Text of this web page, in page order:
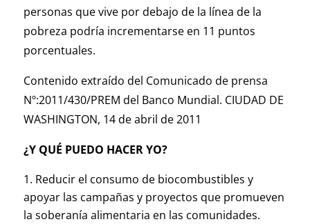
personas que vive por debajo de la línea de la
pobreza podría incrementarse en 11 puntos
porcentuales.
Contenido extraído del Comunicado de prensa
Nº:2011/430/PREM del Banco Mundial. CIUDAD DE
WASHINGTON, 14 de abril de 2011
¿Y QUÉ PUEDO HACER YO?
Reducir el consumo de biocombustibles y
apoyar las campañas y proyectos que promueven
la soberanía alimentaria en las comunidades.